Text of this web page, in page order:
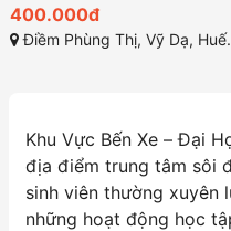
400.000đ
Điềm Phùng Thị, Vỹ Dạ, Huế, Thừa Thiên Huế
Khu Vực Bến Xe – Đại
địa điểm trung tâm sôi
sinh viên thường xuyên
những hoạt động học